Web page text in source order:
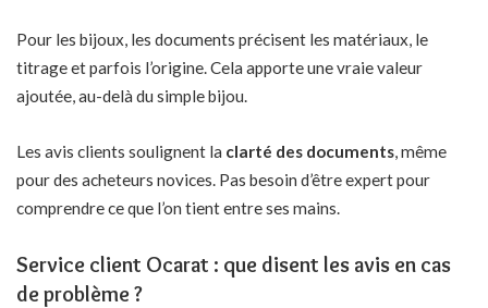
Pour les bijoux, les documents précisent les matériaux, le
titrage et parfois l’origine. Cela apporte une vraie valeur
ajoutée, au-delà du simple bijou.
Les avis clients soulignent la clarté des documents, même
pour des acheteurs novices. Pas besoin d’être expert pour
comprendre ce que l’on tient entre ses mains.
Service client Ocarat : que disent les avis en cas
de problème ?